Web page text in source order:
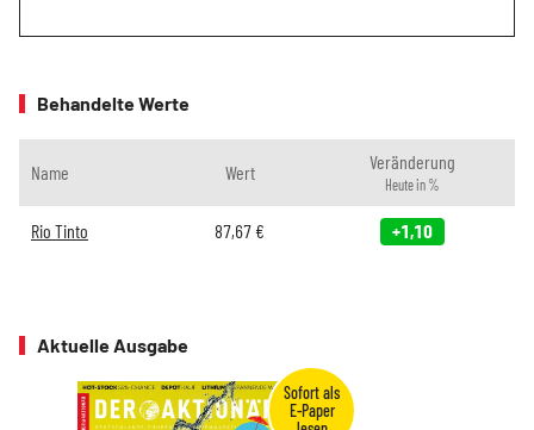
Behandelte Werte
Name Wert Veränderung
Heute in %
Rio Tinto 87,67 € +1,10
Aktuelle Ausgabe